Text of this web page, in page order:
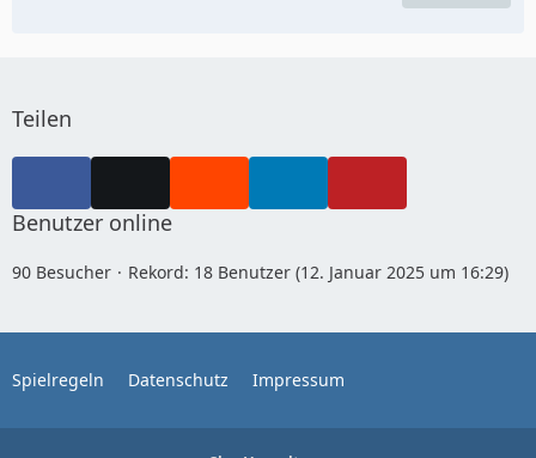
Teilen
Benutzer online
90 Besucher Rekord: 18 Benutzer (12. Januar 2025 um 16:29)
Spielregeln Datenschutz Impressum